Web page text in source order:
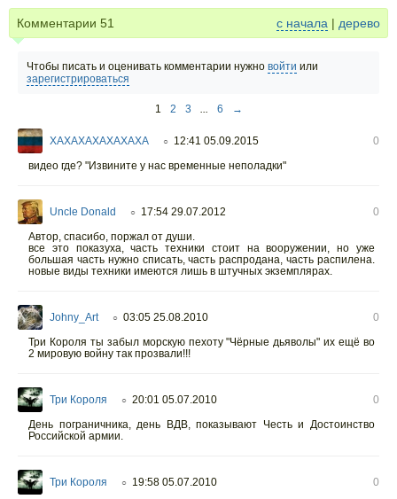
Комментарии 51 с начала | дерево
Чтобы писать и оценивать комментарии нужно войти или
зарегистрироваться
1 2 3 6 →
XAXAXAXAXAXAXA ○ 12:41 05.09.2015
0
видео где? "Извините у нас временные неполадки"
Uncle Donald ○ 17:54 29.07.2012
0
Автор, спасибо, поржал от души.
все это показуха, часть техники стоит на вооружении, но уже
большая часть нужно списать, часть распродана, часть распилена.
новые виды техники имеются лишь в штучных экземплярах.
Johny_Art ○ 03:05 25.08.2010
0
Три Короля ты забыл морскую пехоту "Чёрные дьяволы" их ещё во
2 мировую войну так прозвали!!!
Три Короля ○ 20:01 05.07.2010
0
День пограничника, день ВДВ, показывают Честь и Достоинство
Российской армии.
Три Короля ○ 19:58 05.07.2010
0